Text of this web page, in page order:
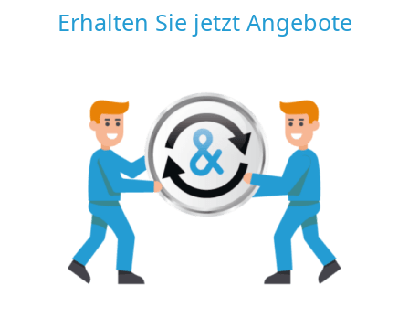
Erhalten Sie jetzt Angebote